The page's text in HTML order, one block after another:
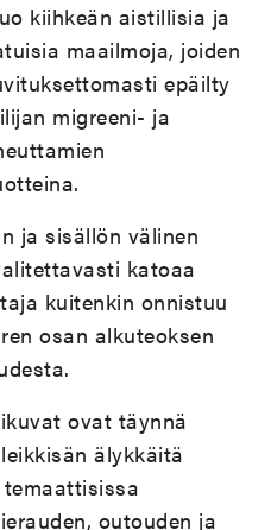
kiihkeän aistillisia ja
maailmoja, joiden
epäilty
migreeni- ja
ja sisällön välinen
katoaa
kuitenkin onnistuu
osan alkuteoksen
ovat täynnä
älykkäitä
outouden ja